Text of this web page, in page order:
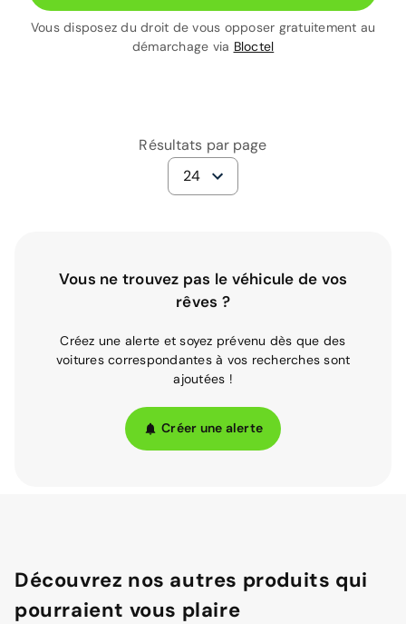
Vous disposez du droit de vous opposer gratuitement au
démarchage via Bloctel
Résultats par page
24
Vous ne trouvez pas le véhicule de vos
rêves ?
Créez une alerte et soyez prévenu dès que des
voitures correspondantes à vos recherches sont
ajoutées !
Créer une alerte
Découvrez nos autres produits qui
pourraient vous plaire